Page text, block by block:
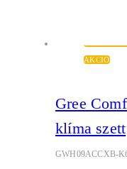
AKCIÓ
Gree
klíma szett
GWH09ACCXB-